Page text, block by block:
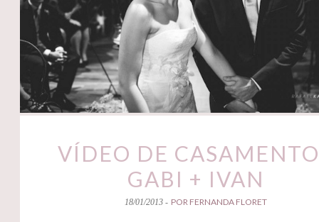
VÍDEO DE
GABI + IVAN
18/01/2013 - POR FERNANDA FLORET